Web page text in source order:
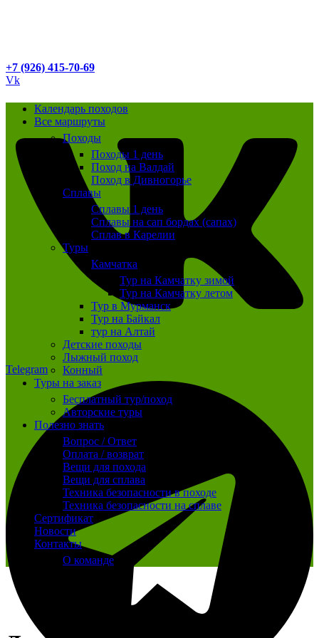
+7 (926) 415-70-69
Vk
Telegram
Календарь походов
Все маршруты
Походы
Походы 1 день
Поход на Валдай
Поход в Дивногорье
Сплавы
Сплавы 1 день
Сплавы на сап бордах (сапах)
Сплав в Карелии
Туры
Камчатка
Тур на Камчатку зимой
Тур на Камчатку летом
Тур в Мурманск
Тур на Байкал
тур на Алтай
Детские походы
Лыжный поход
Конный
Туры на заказ
Бесплатный тур/поход
Авторские туры
Полезно знать
Вопрос / Ответ
Оплата / возврат
Вещи для похода
Вещи для сплава
Техника безопасности в походе
Техника безопасности на сплаве
Сертификат
Новости
Контакты
О команде
-17%